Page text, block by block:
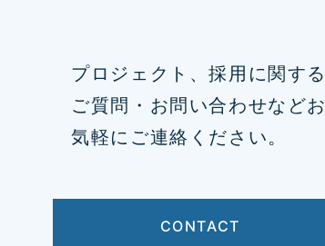
プロジェクト、採用に関する
ご質問・お問い合わせなどお
気軽にご連絡ください。
CONTACT